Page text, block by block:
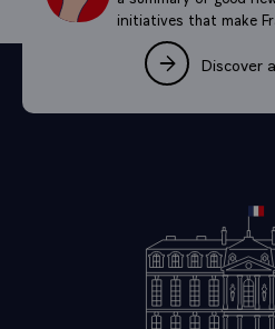
initiatives that make
Discover